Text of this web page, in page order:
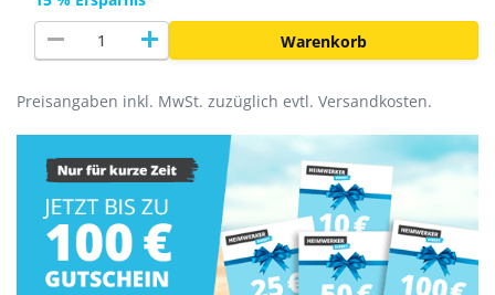
remove add Warenkorb
Preisangaben inkl. MwSt. zuzüglich evtl. Versandkosten.